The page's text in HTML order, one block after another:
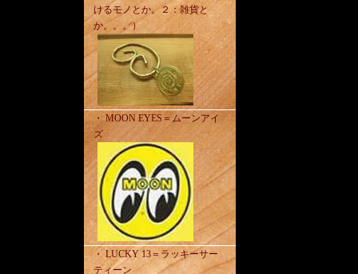
けるモノとか。２：雑貨と
か。。。）
・ MOON EYES＝ムーンアイ
ズ
・ LUCKY 13＝ラッキーサー
ティーン